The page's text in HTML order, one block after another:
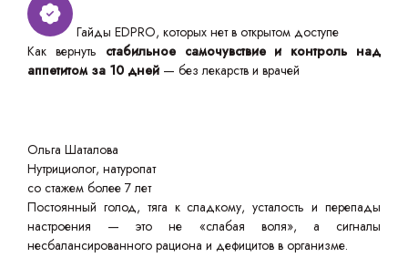
Гайды EDPRO, которых нет в открытом доступе
Как вернуть стабильное самочувствие и контроль над
аппетитом за 10 дней — без лекарств и врачей
Ольга Шаталова
Нутрициолог, натуропат
со стажем более 7 лет
Постоянный голод, тяга к сладкому, усталость и перепады
настроения — это не «слабая воля», а сигналы
несбалансированного рациона и дефицитов в организме.